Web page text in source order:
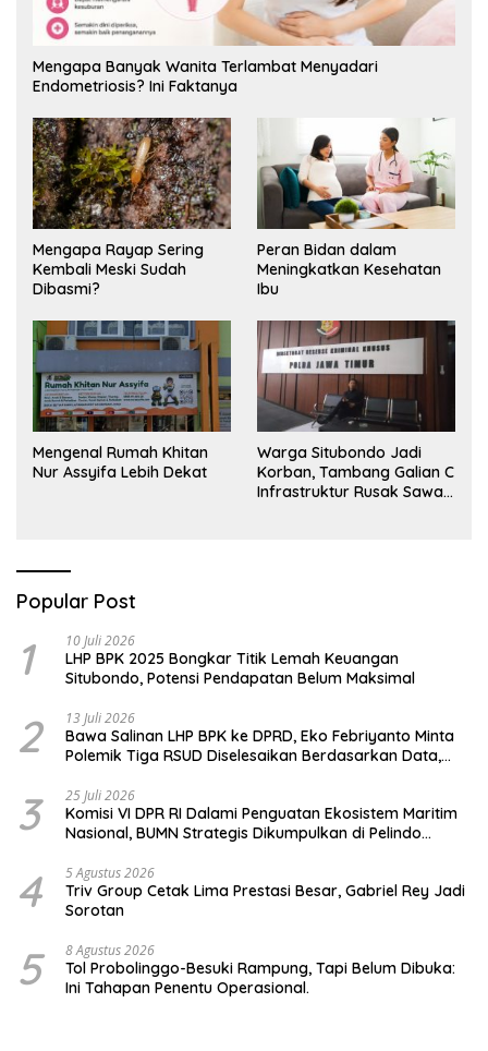
Mengapa Banyak Wanita Terlambat Menyadari
Endometriosis? Ini Faktanya
Mengapa Rayap Sering
Kembali Meski Sudah
Dibasmi?
Peran Bidan dalam
Meningkatkan Kesehatan
Ibu
Mengenal Rumah Khitan
Nur Assyifa Lebih Dekat
Warga Situbondo Jadi
Korban, Tambang Galian C
Infrastruktur Rusak Sawah
Popular Post
1 10 Juli 2026
LHP BPK 2025 Bongkar Titik Lemah Keuangan
Situbondo, Potensi Pendapatan Belum Maksimal
2 13 Juli 2026
Bawa Salinan LHP BPK ke DPRD, Eko Febriyanto Minta
Polemik Tiga RSUD Diselesaikan Berdasarkan Data,
3 25 Juli 2026
Komisi VI DPR RI Dalami Penguatan Ekosistem Maritim
Nasional, BUMN Strategis Dikumpulkan di Pelindo
4 5 Agustus 2026
Triv Group Cetak Lima Prestasi Besar, Gabriel Rey Jadi
Sorotan
5 8 Agustus 2026
Tol Probolinggo-Besuki Rampung, Tapi Belum Dibuka:
Ini Tahapan Penentu Operasional.